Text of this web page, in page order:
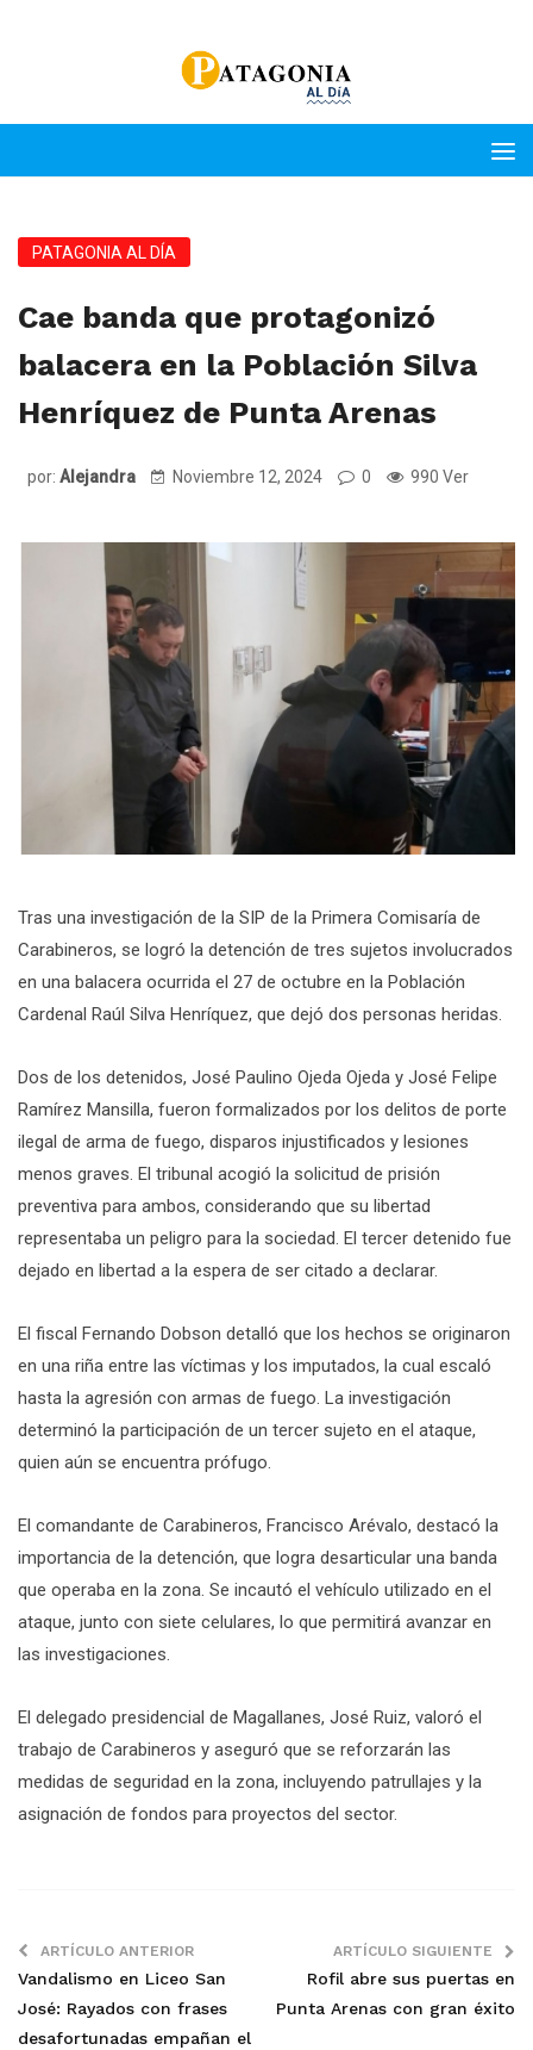
PATAGONIA AL DÍA
Cae banda que protagonizó
balacera en la Población Silva
Henríquez de Punta Arenas
por: Alejandra Noviembre 12, 2024 0 990 Ver
Tras una investigación de la SIP de la Primera Comisaría de
Carabineros, se logró la detención de tres sujetos involucrados
en una balacera ocurrida el 27 de octubre en la Población
Cardenal Raúl Silva Henríquez, que dejó dos personas heridas.
Dos de los detenidos, José Paulino Ojeda Ojeda y José Felipe
Ramírez Mansilla, fueron formalizados por los delitos de porte
ilegal de arma de fuego, disparos injustificados y lesiones
menos graves. El tribunal acogió la solicitud de prisión
preventiva para ambos, considerando que su libertad
representaba un peligro para la sociedad. El tercer detenido fue
dejado en libertad a la espera de ser citado a declarar.
El fiscal Fernando Dobson detalló que los hechos se originaron
en una riña entre las víctimas y los imputados, la cual escaló
hasta la agresión con armas de fuego. La investigación
determinó la participación de un tercer sujeto en el ataque,
quien aún se encuentra prófugo.
El comandante de Carabineros, Francisco Arévalo, destacó la
importancia de la detención, que logra desarticular una banda
que operaba en la zona. Se incautó el vehículo utilizado en el
ataque, junto con siete celulares, lo que permitirá avanzar en
las investigaciones.
El delegado presidencial de Magallanes, José Ruiz, valoró el
trabajo de Carabineros y aseguró que se reforzarán las
medidas de seguridad en la zona, incluyendo patrullajes y la
asignación de fondos para proyectos del sector.
ARTÍCULO ANTERIOR
Vandalismo en Liceo San
José: Rayados con frases
desafortunadas empañan el
ARTÍCULO SIGUIENTE
Rofil abre sus puertas en
Punta Arenas con gran éxito